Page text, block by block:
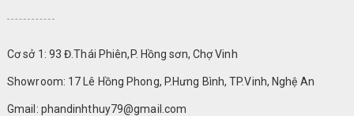
Cơ sở 1: 93 Đ.Thái Phiên,P. Hồng sơn, Chợ Vinh
Showroom: 17 Lê Hồng Phong, P.Hưng Bình, TP.Vinh, Nghệ An
Gmail: phandinhthuy79@gmail.com